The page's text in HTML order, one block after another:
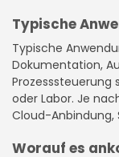
Typische
Typische
Dokumentation,
Prozesssteuerung
oder Labor. Je
Cloud-Anbindung,
Worauf es